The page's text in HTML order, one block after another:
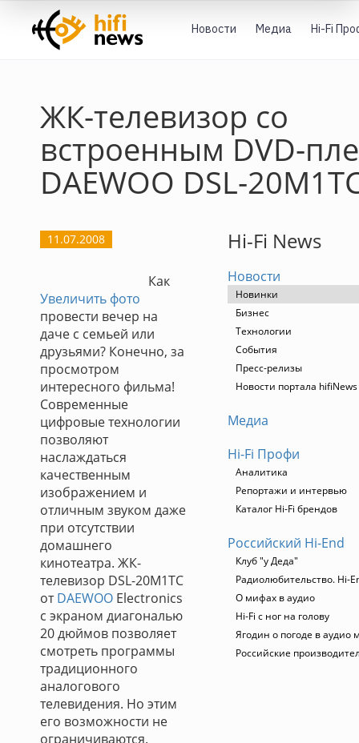
Новости Медиа Hi-Fi
ЖК-телевизор со
встроенным DVD-
DAEWOO DSL-
11.07.2008
Увеличить фото
Как
провести вечер на
даче с семьей или
друзьями? Конечно, за
просмотром
интересного фильма!
Современные
цифровые технологии
позволяют
наслаждаться
качественным
изображением и
отличным звуком даже
при отсутствии
домашнего
кинотеатра. ЖК-
телевизор DSL-20M1TC
отDAEWOO Electronics
с экраном диагональю
20 дюймов позволяет
смотреть программы
традиционного
аналогового
телевидения. Но этим
его возможности не
ограничиваются.
Hi-Fi News
Новости
Новинки
Бизнес
Технологии
События
Пресс-релизы
Новости портала hifiNews
Медиа
Hi-Fi Профи
Аналитика
Репортажи и интервью
Каталог Hi-Fi брендов
Российский Hi-End
Клуб "у Деда"
Радиолюбительство. Hi-
О мифах в аудио
Hi-Fi с ног на голову
Ягодин о погоде в аудио
Российские